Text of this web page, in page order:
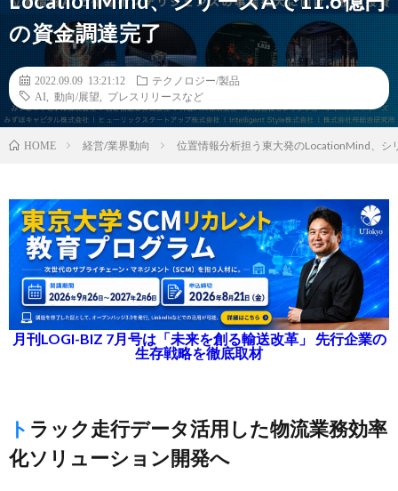
の資金調達完了
2022.09.09 13:21:12
テクノロジー/製品
AI
動向/展望 プレスリリースなど
HOME 経営/業界動向 位置情報分析担う東大発のLocationMind、シ
月刊LOGI-BIZ 7月号は「未来を創る輸送改革」 先行企業の
生存戦略を徹底取材
トラック走行データ活用した物流業務効率
化ソリューション開発へ